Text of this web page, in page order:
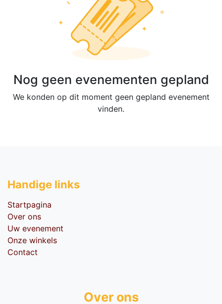
Nog geen evenementen gepland
We konden op dit moment geen gepland evenement
vinden.
Handige li​nks
Startpagina
Over ons
Uw evenement
Onze winkels
Contact
Over ons